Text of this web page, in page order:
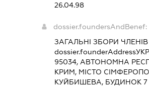
26.04.98
dossier.foundersAndBenef:
ЗАГАЛЬНІ ЗБОРИ
dossier.founderAddress
95034, АВТОНОМНА
КРИМ, МІСТО
КУЙБИШЕВА, БУДИНОК 7